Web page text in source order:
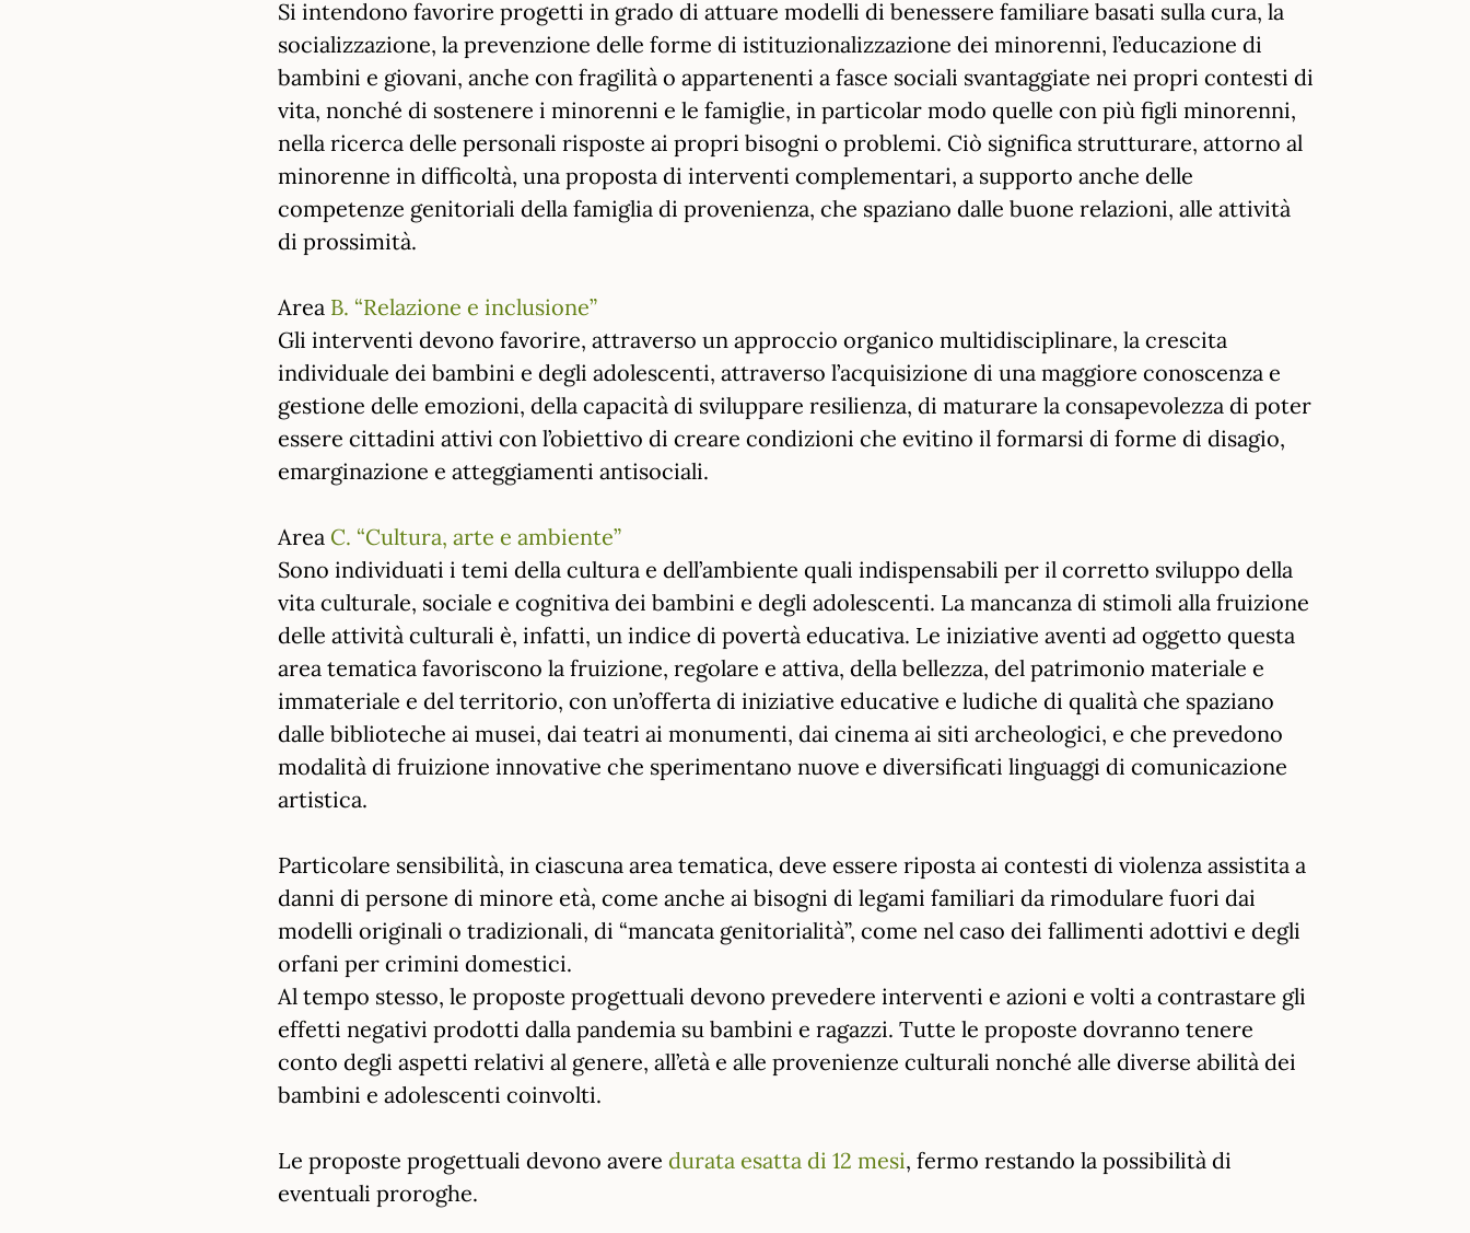
Si intendono favorire progetti in grado di attuare modelli di benessere familiare basati sulla cura, la
socializzazione, la prevenzione delle forme di istituzionalizzazione dei minorenni, l’educazione di
bambini e giovani, anche con fragilità o appartenenti a fasce sociali svantaggiate nei propri contesti di
vita, nonché di sostenere i minorenni e le famiglie, in particolar modo quelle con più figli minorenni,
nella ricerca delle personali risposte ai propri bisogni o problemi. Ciò significa strutturare, attorno al
minorenne in difficoltà, una proposta di interventi complementari, a supporto anche delle
competenze genitoriali della famiglia di provenienza, che spaziano dalle buone relazioni, alle attività
di prossimità.
Area B. “Relazione e inclusione”
Gli interventi devono favorire, attraverso un approccio organico multidisciplinare, la crescita
individuale dei bambini e degli adolescenti, attraverso l’acquisizione di una maggiore conoscenza e
gestione delle emozioni, della capacità di sviluppare resilienza, di maturare la consapevolezza di poter
essere cittadini attivi con l’obiettivo di creare condizioni che evitino il formarsi di forme di disagio,
emarginazione e atteggiamenti antisociali.
Area C. “Cultura, arte e ambiente”
Sono individuati i temi della cultura e dell’ambiente quali indispensabili per il corretto sviluppo della
vita culturale, sociale e cognitiva dei bambini e degli adolescenti. La mancanza di stimoli alla fruizione
delle attività culturali è, infatti, un indice di povertà educativa. Le iniziative aventi ad oggetto questa
area tematica favoriscono la fruizione, regolare e attiva, della bellezza, del patrimonio materiale e
immateriale e del territorio, con un’offerta di iniziative educative e ludiche di qualità che spaziano
dalle biblioteche ai musei, dai teatri ai monumenti, dai cinema ai siti archeologici, e che prevedono
modalità di fruizione innovative che sperimentano nuove e diversificati linguaggi di comunicazione
artistica.
Particolare sensibilità, in ciascuna area tematica, deve essere riposta ai contesti di violenza assistita a
danni di persone di minore età, come anche ai bisogni di legami familiari da rimodulare fuori dai
modelli originali o tradizionali, di “mancata genitorialità”, come nel caso dei fallimenti adottivi e degli
orfani per crimini domestici.
Al tempo stesso, le proposte progettuali devono prevedere interventi e azioni e volti a contrastare gli
effetti negativi prodotti dalla pandemia su bambini e ragazzi. Tutte le proposte dovranno tenere
conto degli aspetti relativi al genere, all’età e alle provenienze culturali nonché alle diverse abilità dei
bambini e adolescenti coinvolti.
Le proposte progettuali devono avere durata esatta di 12 mesi, fermo restando la possibilità di
eventuali proroghe.